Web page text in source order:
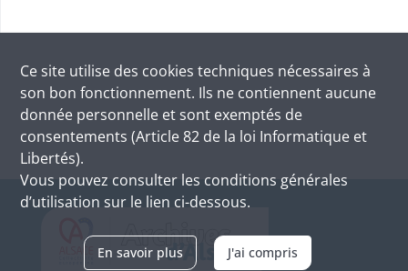
Ce site utilise des cookies techniques nécessaires à
son bon fonctionnement. Ils ne contiennent aucune
donnée personnelle et sont exemptés de
consentements (Article 82 de la loi Informatique et
Libertés).
Vous pouvez consulter les conditions générales
d’utilisation sur le lien ci-dessous.
En savoir plus J'ai compris